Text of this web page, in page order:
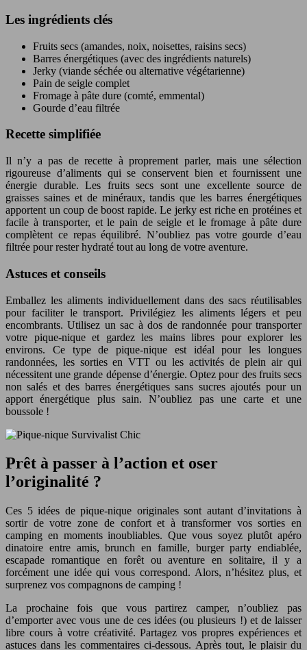
Les ingrédients clés
Fruits secs (amandes, noix, noisettes, raisins secs)
Barres énergétiques (avec des ingrédients naturels)
Jerky (viande séchée ou alternative végétarienne)
Pain de seigle complet
Fromage à pâte dure (comté, emmental)
Gourde d’eau filtrée
Recette simplifiée
Il n’y a pas de recette à proprement parler, mais une sélection
rigoureuse d’aliments qui se conservent bien et fournissent une
énergie durable. Les fruits secs sont une excellente source de
graisses saines et de minéraux, tandis que les barres énergétiques
apportent un coup de boost rapide. Le jerky est riche en protéines et
facile à transporter, et le pain de seigle et le fromage à pâte dure
complètent ce repas équilibré. N’oubliez pas votre gourde d’eau
filtrée pour rester hydraté tout au long de votre aventure.
Astuces et conseils
Emballez les aliments individuellement dans des sacs réutilisables
pour faciliter le transport. Privilégiez les aliments légers et peu
encombrants. Utilisez un sac à dos de randonnée pour transporter
votre pique-nique et gardez les mains libres pour explorer les
environs. Ce type de pique-nique est idéal pour les longues
randonnées, les sorties en VTT ou les activités de plein air qui
nécessitent une grande dépense d’énergie. Optez pour des fruits secs
non salés et des barres énergétiques sans sucres ajoutés pour un
apport énergétique plus sain. N’oubliez pas une carte et une
boussole !
Prêt à passer à l’action et oser
l’originalité ?
Ces 5 idées de pique-nique originales sont autant d’invitations à
sortir de votre zone de confort et à transformer vos sorties en
camping en moments inoubliables. Que vous soyez plutôt apéro
dinatoire entre amis, brunch en famille, burger party endiablée,
escapade romantique en forêt ou aventure en solitaire, il y a
forcément une idée qui vous correspond. Alors, n’hésitez plus, et
surprenez vos compagnons de camping !
La prochaine fois que vous partirez camper, n’oubliez pas
d’emporter avec vous une de ces idées (ou plusieurs !) et de laisser
libre cours à votre créativité. Partagez vos propres expériences et
astuces dans les commentaires ci-dessous. Après tout, le plaisir du